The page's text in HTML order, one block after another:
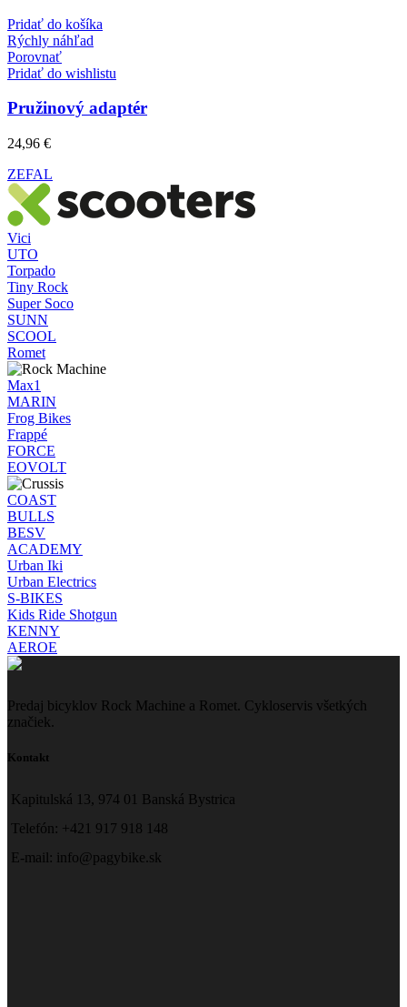
Pridať do košíka
Rýchly náhľad
Porovnať
Pridať do wishlistu
Pružinový adaptér
24,96 €
ZEFAL
Vici
UTO
Torpado
Tiny Rock
Super Soco
SUNN
SCOOL
Romet
Max1
MARIN
Frog Bikes
Frappé
FORCE
EOVOLT
COAST
BULLS
BESV
ACADEMY
Urban Iki
Urban Electrics
S-BIKES
Kids Ride Shotgun
KENNY
AEROE
Predaj bicyklov Rock Machine a Romet. Cykloservis všetkých
značiek.
Kontakt
Kapitulská 13, 974 01 Banská Bystrica
Telefón: +421 917 918 148
E-mail: info@pagybike.sk